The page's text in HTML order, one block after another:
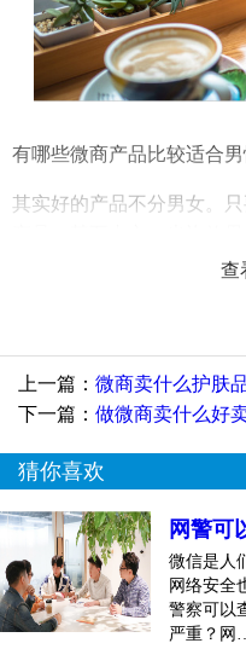
有哪些微商产品比较适合男
其实好的产品不分男女。
另一条路，走出一条不同查
上一篇： 微商卖什么护肤
下一篇： 做微商卖什么好
猜你喜欢
网警可
微信是人
网络安全
警察可以
严重？网…